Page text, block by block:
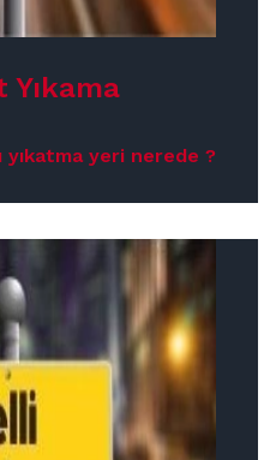
yeri nerede ?